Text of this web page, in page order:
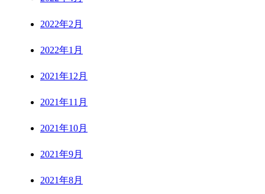
2022年2月
2022年1月
2021年12月
2021年11月
2021年10月
2021年9月
2021年8月